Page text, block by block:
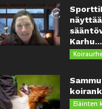
Karhu...
Eläinten